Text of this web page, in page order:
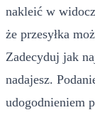
nakleić w
że przesyłka
Zadecyduj jak
nadajesz.
udogodnieniem